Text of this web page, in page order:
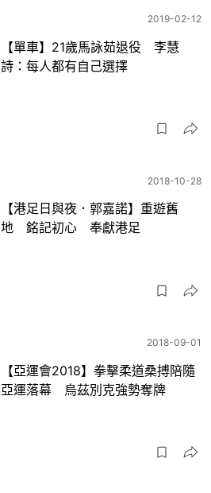
2019-02-12
【單車】21歲馬詠茹退役 李慧
詩：每人都有自己選擇
2018-10-28
【港足日與夜．郭嘉諾】重遊舊
地 銘記初心 奉獻港足
2018-09-01
【亞運會2018】拳擊柔道桑搏陪隨
亞運落幕 烏茲別克強勢奪牌